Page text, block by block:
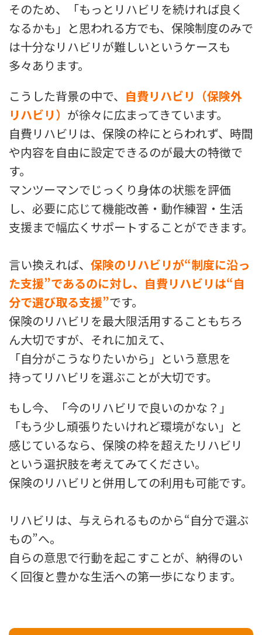
そのため、「もっとリハビリを続ければ良く
なるかも」と思われる方でも、保険制度のみで
は十分なリハビリが難しいというケースも
多々あります。
こうした背景の中で、 自費リハビリ（保険外
リハビリ） が徐々に広まってきています。
自費リハビリは、保険の枠にとらわれず、時間
や内容を自由に設定できるのが最大の特徴で
す。
マンツーマンでじっくり身体の状態を評価
し、必要に応じて機能改善・動作練習・生活
支援まで幅広くサポートすることができます。
言い換えれば、 保険のリハビリが“制度に沿っ
た支援”であるのに対し、自費リハビリは“自
分で選び取る支援”です。
保険のリハビリを最大限活用することもちろ
ん大切ですが、それに加えて、
「自分がこうなりたいから」という意思を
持ってリハビリを選ぶことが大切です。
もし今、「今のリハビリで良いのかな？」
「もう少し頑張りたいけれど環境がない」と
感じているなら、保険の枠を超えたリハビリ
という選択肢を考えてみてください。
保険のリハビリと併用しての利用も可能です。
リハビリは、与えられるものから“自分で選ぶ
もの”へ。
自らの意思で行動を起こすことが、納得のい
く回復と豊かな生活への第一歩になります。